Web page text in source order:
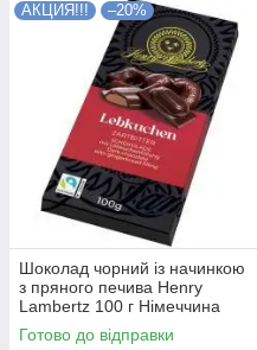
АКЦИЯ!!! –20%
Шоколад чорний із начинкою
з пряного печива Henry
Lambertz 100 г Німеччина
Готово до відправки